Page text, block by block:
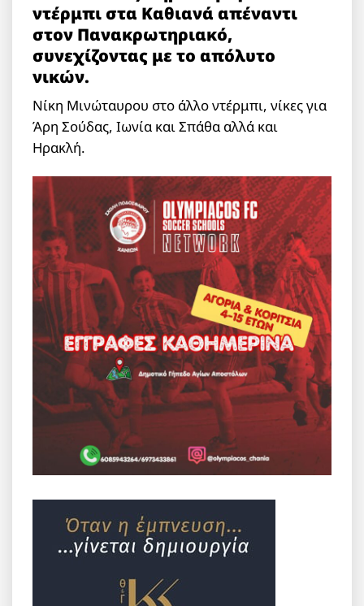
ντέρμπι στα Καθιανά απέναντι
στον Πανακρωτηριακό,
συνεχίζοντας με το απόλυτο
νικών.
Νίκη Μινώταυρου στο άλλο ντέρμπι, νίκες για
Άρη Σούδας, Ιωνία και Σπάθα αλλά και
Ηρακλή.